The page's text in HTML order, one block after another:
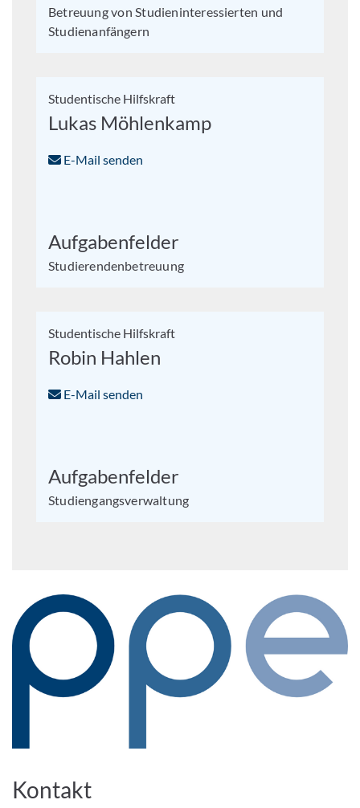
Betreuung von Studieninteressierten und
Studienanfängern
Studentische Hilfskraft
Lukas Möhlenkamp
E-Mail senden
Aufgabenfelder
Studierendenbetreuung
Studentische Hilfskraft
Robin Hahlen
E-Mail senden
Aufgabenfelder
Studiengangsverwaltung
Kontakt